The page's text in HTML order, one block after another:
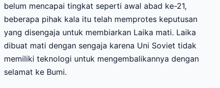
belum mencapai tingkat seperti awal abad ke-21,
beberapa pihak kala itu telah memprotes keputusan
yang disengaja untuk membiarkan Laika mati. Laika
dibuat mati dengan sengaja karena Uni Soviet tidak
memiliki teknologi untuk mengembalikannya dengan
selamat ke Bumi.